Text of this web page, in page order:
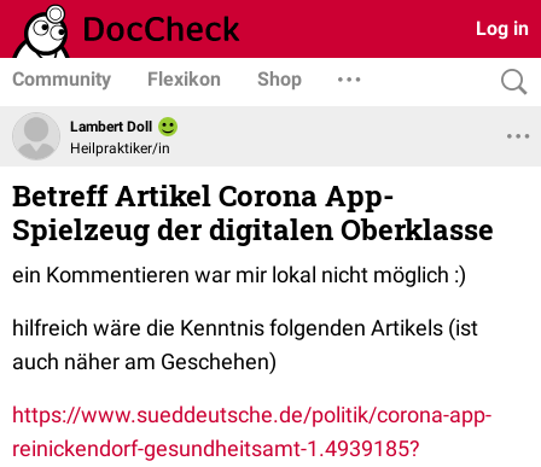
Log in
Community Flexikon Shop
Lambert Doll
Heilpraktiker/in
Betreff Artikel Corona App-
Spielzeug der digitalen Oberklasse
ein Kommentieren war mir lokal nicht möglich :)
hilfreich wäre die Kenntnis folgenden Artikels (ist
auch näher am Geschehen)
https://www.sueddeutsche.de/politik/corona-app-
reinickendorf-gesundheitsamt-1.4939185?